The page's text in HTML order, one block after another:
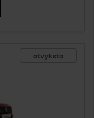
atvyksta